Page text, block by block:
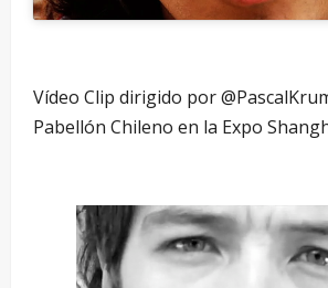
Vídeo Clip dirigido por
Pabellón Chileno en la Expo